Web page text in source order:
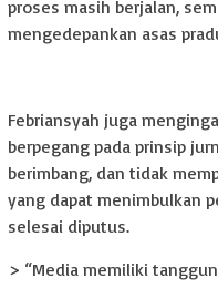
proses masih berjalan,
mengedepankan asas
Febriansyah juga
berpegang pada prinsip
berimbang, dan tidak
yang dapat menimbulkan
selesai diputus.
> “Media memiliki